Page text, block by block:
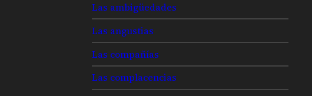
Las ambigüedades
Las angustias
Las compañías
Las complacencias